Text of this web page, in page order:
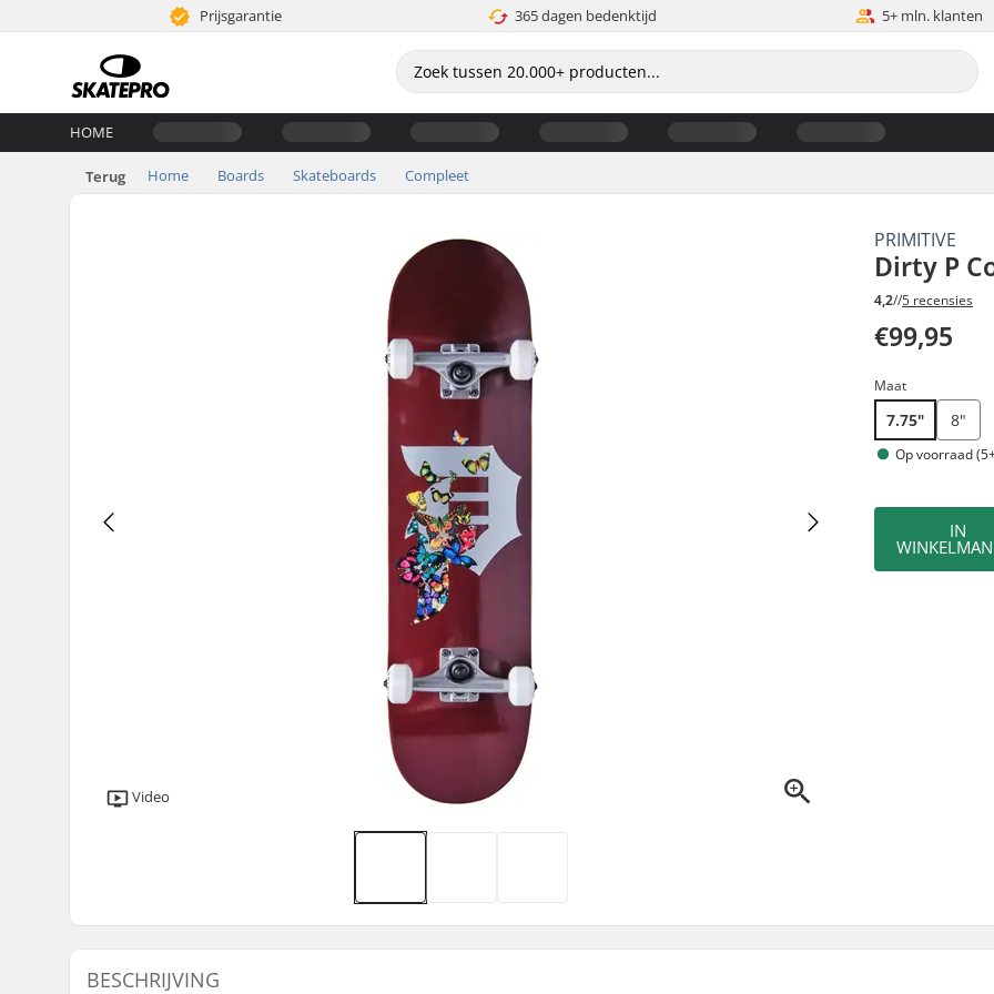
Prijsgarantie 365 dagen bedenktijd 5+ mln. klanten
HOME
Terug Home Boards Skateboards Compleet
PRIMITIVE
Dirty P
4,2//5 recensies
€99,95
Video
Maat
7.75" 8"
Op voorraad
IN
BESCHRIJVING